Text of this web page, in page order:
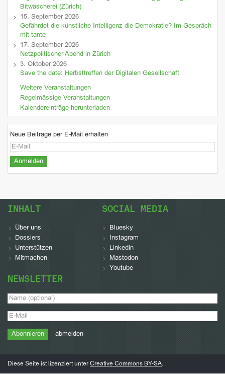
Bitwäscherei (Zürich)
15. September 2026
Gefährdet die künstliche Intelligenz die Demokratie? Im Gespräch
mit tante
17. September 2026
Netzpolitischer Abend in Zürich
3. Oktober 2026
Save the date: Herbsttreffen der Digitalen Gesellschaft
Weitere Veranstaltungen
Regelmässige Veranstaltungen
Kalendereinträge herunterladen
Neue Beiträge per E-Mail erhalten
INHALT
Über uns
Dossiers
Unterstützen
Mitmachen
SOCIAL MEDIA
Bluesky
Instagram
Linkedin
Mastodon
Youtube
NEWSLETTER
abmelden
Diese Seite ist lizenziert unter Creative Commons BY-SA.